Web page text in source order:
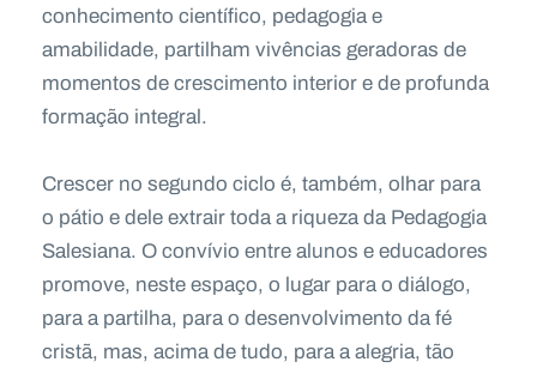
conhecimento científico, pedagogia e
amabilidade, partilham vivências geradoras de
momentos de crescimento interior e de profunda
formação integral.
Crescer no segundo ciclo é, também, olhar para
o pátio e dele extrair toda a riqueza da Pedagogia
Salesiana. O convívio entre alunos e educadores
promove, neste espaço, o lugar para o diálogo,
para a partilha, para o desenvolvimento da fé
cristã, mas, acima de tudo, para a alegria, tão